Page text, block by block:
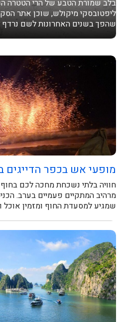
בלב שמורת הטבע של הרי הטטרה
שהפך בשנים האחרונות לשם נרדף
שפוי. עם תשתיות...
מופעי אש בכפר הדייגים
חוויה בלתי נשכחת מחכה לכם
מרהיב המתקיים פעמיים בערב.
שמגיע למסעדת החוף ומזמין